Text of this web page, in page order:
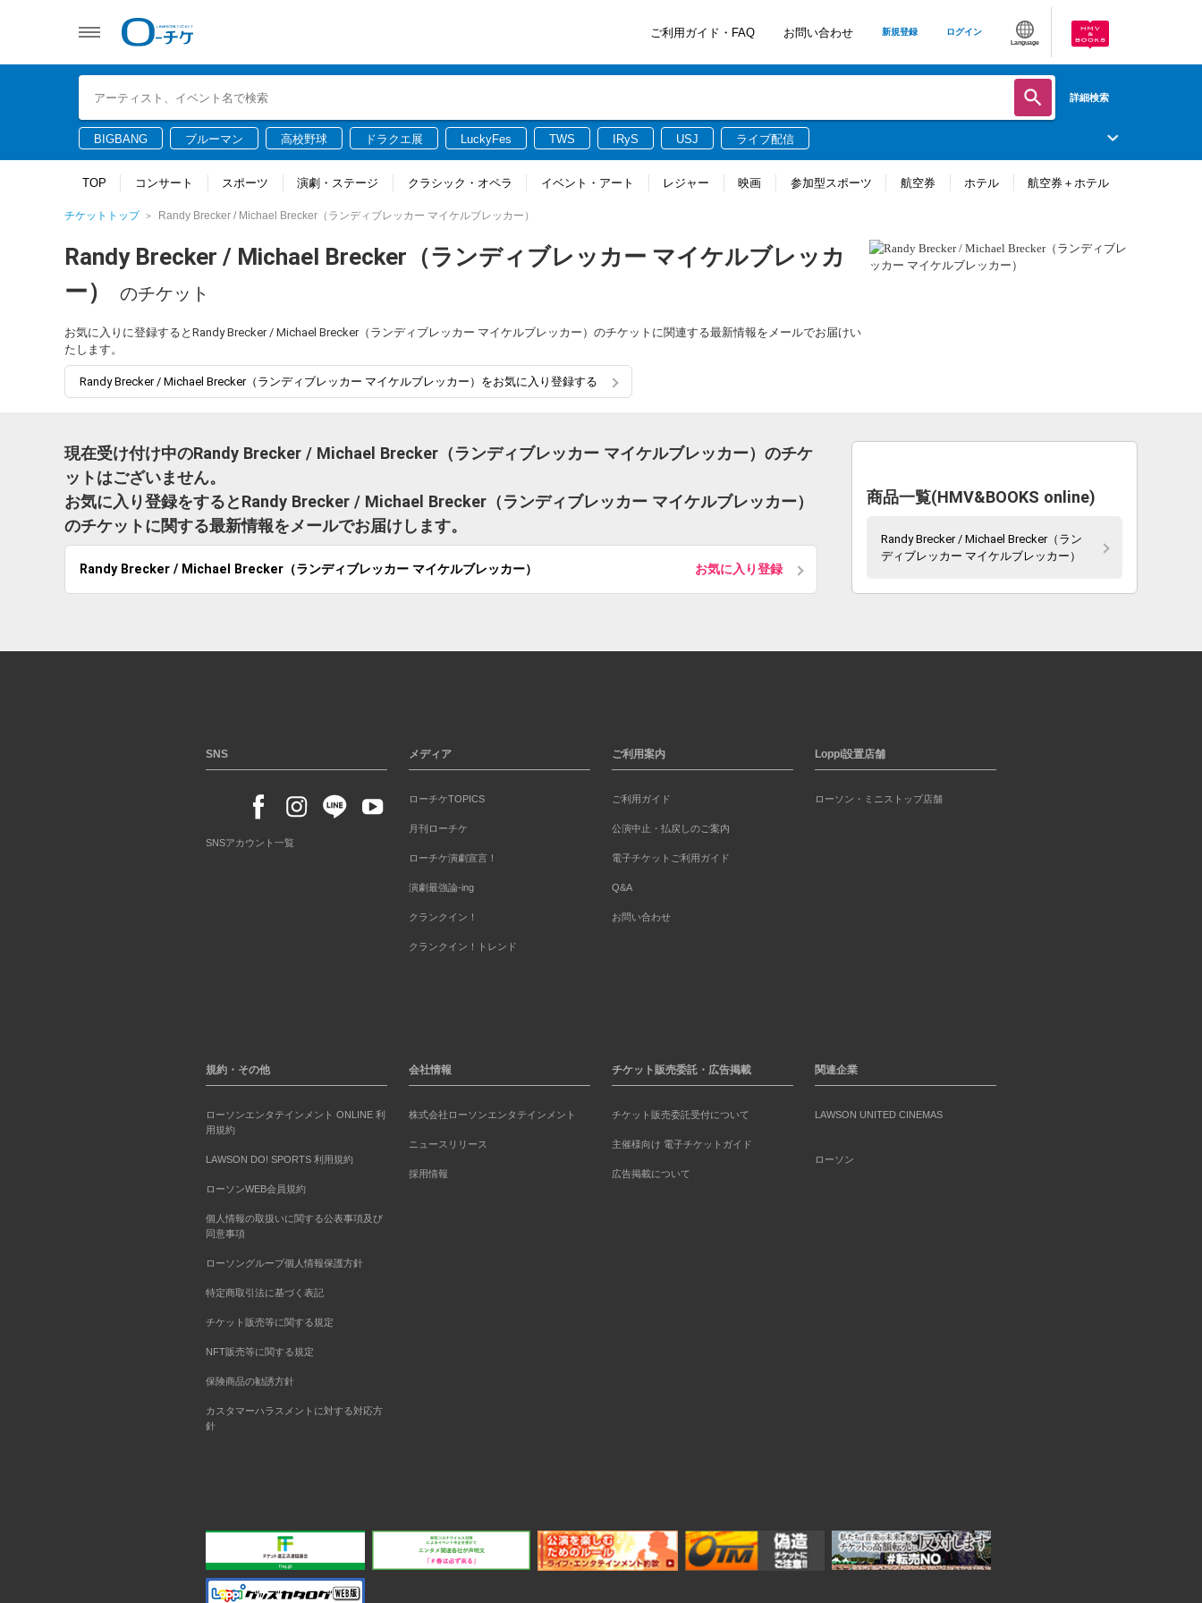
ご利用ガイド・FAQ お問い合わせ 新規登録 ログイン
Language
詳細検索
BIGBANG ブルーマン 高校野球 ドラクエ展 LuckyFes TWS IRyS USJ ライブ配信
TOP コンサート スポーツ 演劇・ステージ クラシック・オペラ イベント・アート レジャー 映画 参加型スポーツ 航空券 ホテル 航空券＋ホテル
チケットトップ Randy Brecker / Michael Brecker（ランディブレッカー マイケルブレッカー）
Randy Brecker / Michael Brecker（ランディブレッカー マイケルブレッカ
ー）
のチケット
お気に入りに登録するとRandy Brecker / Michael Brecker（ランディブレッカー マイケルブレッカー）のチケットに関連する最新情報をメールでお届けい
たします。
Randy Brecker / Michael Brecker（ランディブレッカー マイケルブレッカー）をお気に入り登録する
現在受け付け中のRandy Brecker / Michael Brecker（ランディブレッカー マイケルブレッカー）のチケ
ットはございません。
お気に入り登録をするとRandy Brecker / Michael Brecker（ランディブレッカー マイケルブレッカー）
のチケットに関する最新情報をメールでお届けします。
Randy Brecker / Michael Brecker（ランディブレッカー マイケルブレッカー） お気に入り登録
商品一覧(HMV&BOOKS online)
Randy Brecker / Michael Brecker（ラン
ディブレッカー マイケルブレッカー）
SNS
SNSアカウント一覧
メディア
ローチケTOPICS
月刊ローチケ
ローチケ演劇宣言！
演劇最強論-ing
クランクイン！
クランクイン！トレンド
ご利用案内
ご利用ガイド
公演中止・払戻しのご案内
電子チケットご利用ガイド
Q&A
お問い合わせ
Loppi設置店舗
ローソン・ミニストップ店舗
規約・その他
ローソンエンタテインメント ONLINE 利
用規約
LAWSON DO! SPORTS 利用規約
ローソンWEB会員規約
個人情報の取扱いに関する公表事項及び
同意事項
ローソングループ個人情報保護方針
特定商取引法に基づく表記
チケット販売等に関する規定
NFT販売等に関する規定
保険商品の勧誘方針
カスタマーハラスメントに対する対応方
針
会社情報
株式会社ローソンエンタテインメント
ニュースリリース
採用情報
チケット販売委託・広告掲載
チケット販売委託受付について
主催様向け 電子チケットガイド
広告掲載について
関連企業
LAWSON UNITED CINEMAS
ローソン